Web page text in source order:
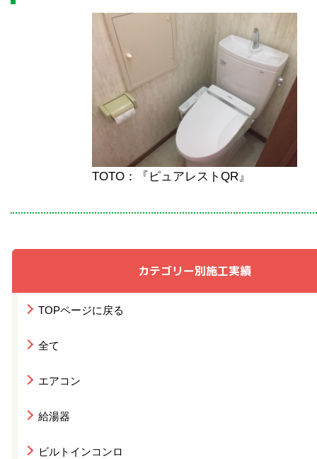
カテゴリー別施工実績
TOPページに戻る
全て
エアコン
給湯器
ビルトインコンロ
TOTO：『ピュアレストQR』